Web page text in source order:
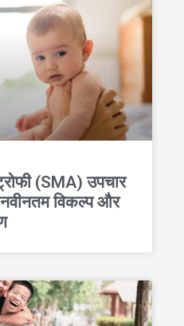
(SMA) उपचार
नवीनतम विकल्प और